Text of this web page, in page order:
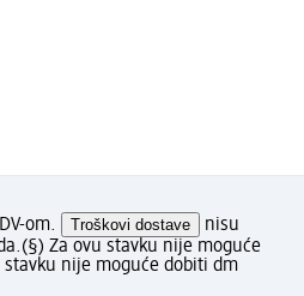
om. Troškovi dostave
nisu
(§) Za ovu stavku nije moguće
stavku nije moguće dobiti dm